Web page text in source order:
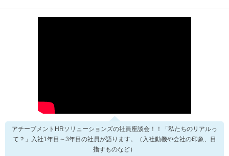
アチーブメントHRソリューションズの社員座談会！！「私たちのリアルっ
て？」入社1年目～3年目の社員が語ります。（入社動機や会社の印象、目
指すものなど）